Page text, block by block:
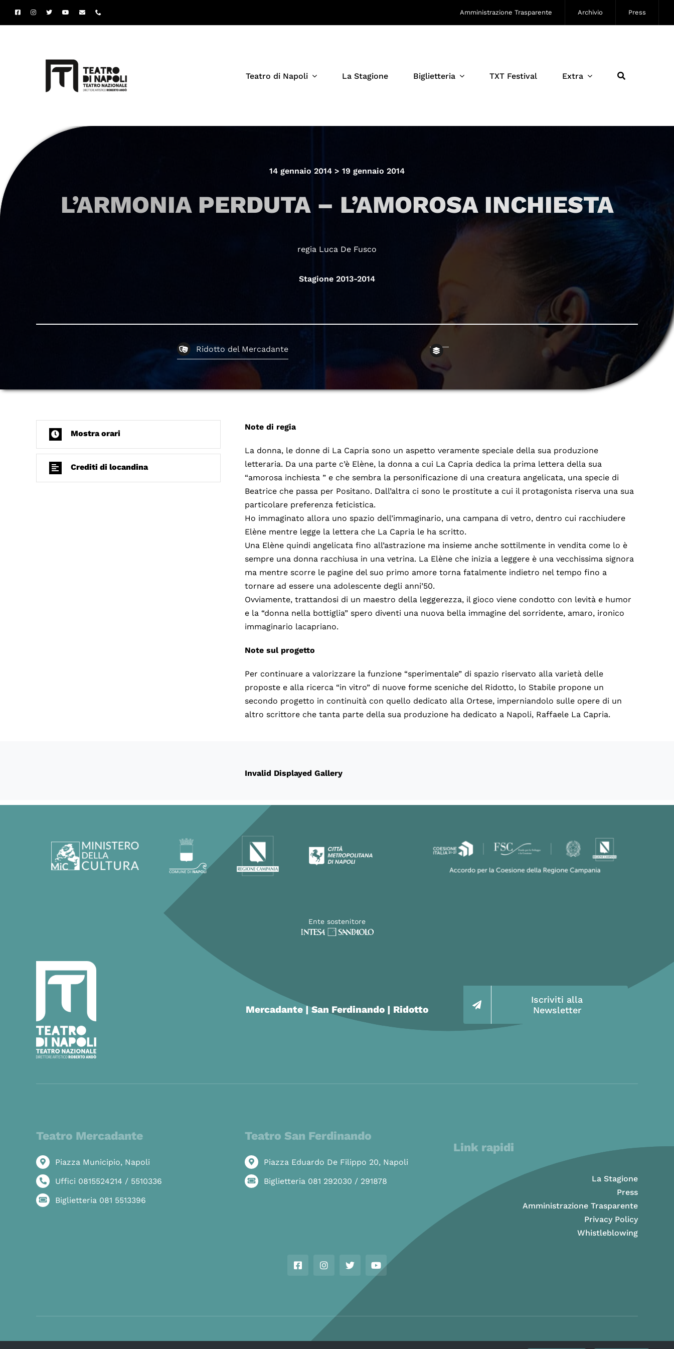
Amministrazione Trasparente Archivio Press
Teatro di Napoli La Stagione Biglietteria TXT Festival Extra
14 gennaio 2014 > 19 gennaio 2014
L’ARMONIA PERDUTA – L’AMOROSA INCHIESTA
regia Luca De Fusco
Stagione 2013-2014
Ridotto del Mercadante
Mostra orari
Crediti di locandina
Note di regia
La donna, le donne di La Capria sono un aspetto veramente speciale della sua produzione
letteraria. Da una parte c’è Elène, la donna a cui La Capria dedica la prima lettera della sua
“amorosa inchiesta ” e che sembra la personificazione di una creatura angelicata, una specie di
Beatrice che passa per Positano. Dall’altra ci sono le prostitute a cui il protagonista riserva una sua
particolare preferenza feticistica.
Ho immaginato allora uno spazio dell’immaginario, una campana di vetro, dentro cui racchiudere
Elène mentre legge la lettera che La Capria le ha scritto.
Una Elène quindi angelicata fino all’astrazione ma insieme anche sottilmente in vendita come lo è
sempre una donna racchiusa in una vetrina. La Elène che inizia a leggere è una vecchissima signora
ma mentre scorre le pagine del suo primo amore torna fatalmente indietro nel tempo fino a
tornare ad essere una adolescente degli anni’50.
Ovviamente, trattandosi di un maestro della leggerezza, il gioco viene condotto con levità e humor
e la “donna nella bottiglia” spero diventi una nuova bella immagine del sorridente, amaro, ironico
immaginario lacapriano.
Note sul progetto
Per continuare a valorizzare la funzione “sperimentale” di spazio riservato alla varietà delle
proposte e alla ricerca “in vitro” di nuove forme sceniche del Ridotto, lo Stabile propone un
secondo progetto in continuità con quello dedicato alla Ortese, imperniandolo sulle opere di un
altro scrittore che tanta parte della sua produzione ha dedicato a Napoli, Raffaele La Capria.
Invalid Displayed Gallery
Ente sostenitore
Mercadante | San Ferdinando | Ridotto
Iscriviti alla
Newsletter
Teatro Mercadante
Piazza Municipio, Napoli
Uffici 0815524214 / 5510336
Biglietteria 081 5513396
Teatro San Ferdinando
Piazza Eduardo De Filippo 20, Napoli
Biglietteria 081 292030 / 291878
Link rapidi
La Stagione
Press
Amministrazione Trasparente
Privacy Policy
Whistleblowing